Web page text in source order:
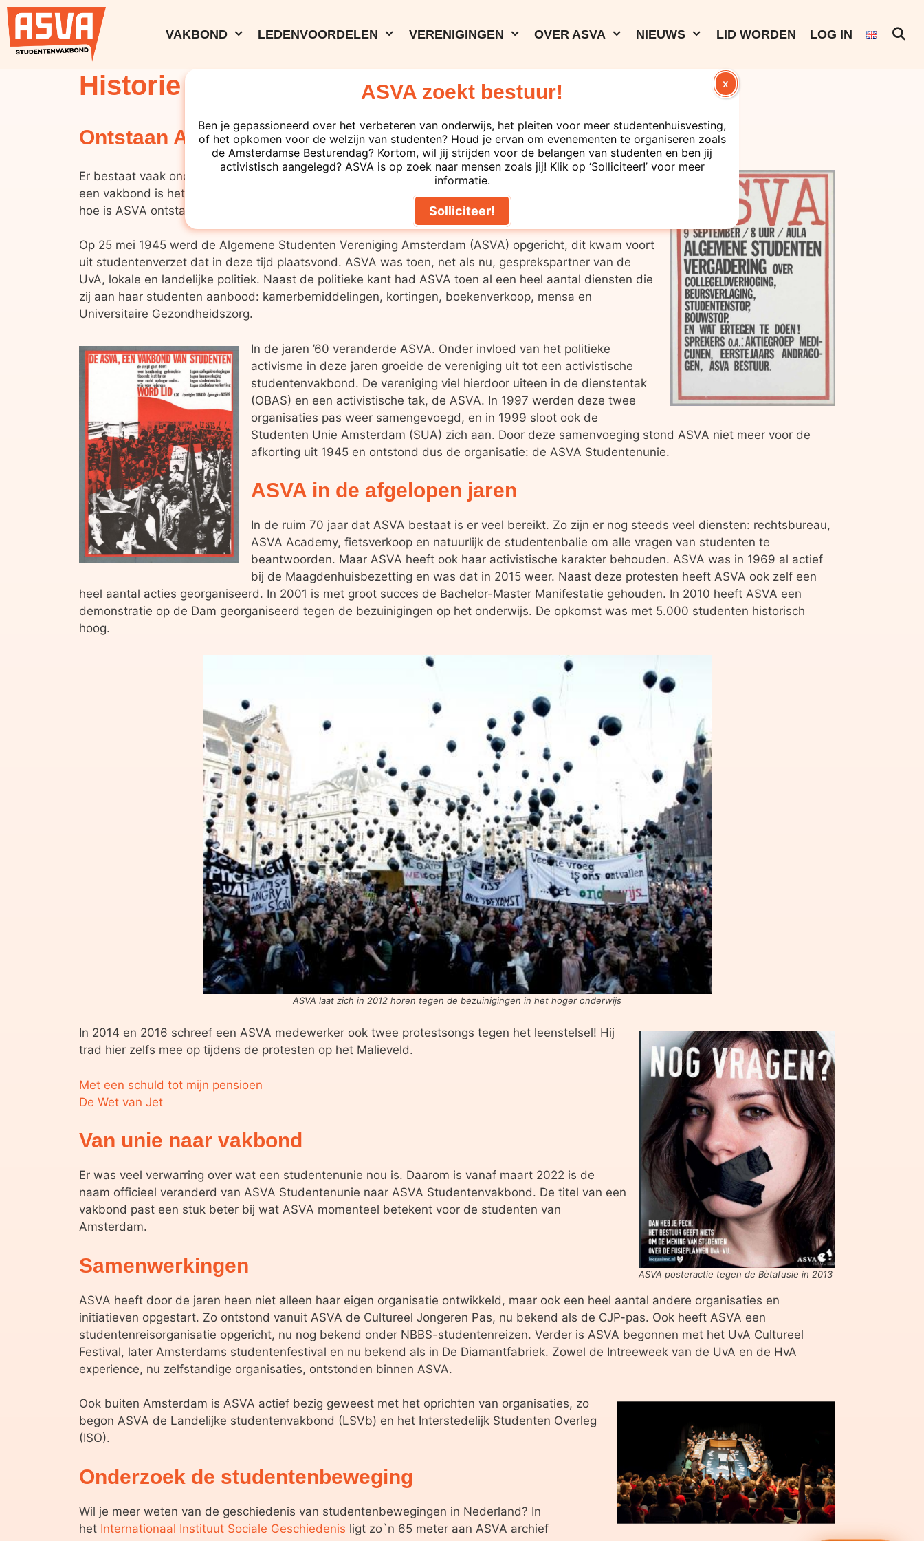
VAKBOND LEDENVOORDELEN VERENIGINGEN OVER ASVA NIEUWS LID WORDEN LOG IN
Historie
Ontstaan ASVA Studentenvakbond
Er bestaat vaak onduidelijkheid over de ASVA Studentenvakbond, is de naam een afkorting, is het
een vakbond is het een vereniging? En waar staat het eigenlijk voor? Waar komt de naam vandaan en
hoe is ASVA ontstaan?
Op 25 mei 1945 werd de Algemene Studenten Vereniging Amsterdam (ASVA) opgericht, dit kwam voort
uit studentenverzet dat in deze tijd plaatsvond. ASVA was toen, net als nu, gesprekspartner van de
UvA, lokale en landelijke politiek. Naast de politieke kant had ASVA toen al een heel aantal diensten die
zij aan haar studenten aanbood: kamerbemiddelingen, kortingen, boekenverkoop, mensa en
Universitaire Gezondheidszorg.
In de jaren ’60 veranderde ASVA. Onder invloed van het politieke
activisme in deze jaren groeide de vereniging uit tot een activistische
studentenvakbond. De vereniging viel hierdoor uiteen in de dienstentak
(OBAS) en een activistische tak, de ASVA. In 1997 werden deze twee
organisaties pas weer samengevoegd, en in 1999 sloot ook de
Studenten Unie Amsterdam (SUA) zich aan. Door deze samenvoeging stond ASVA niet meer voor de
afkorting uit 1945 en ontstond dus de organisatie: de ASVA Studentenunie.
ASVA in de afgelopen jaren
In de ruim 70 jaar dat ASVA bestaat is er veel bereikt. Zo zijn er nog steeds veel diensten: rechtsbureau,
ASVA Academy, fietsverkoop en natuurlijk de studentenbalie om alle vragen van studenten te
beantwoorden. Maar ASVA heeft ook haar activistische karakter behouden. ASVA was in 1969 al actief
bij de Maagdenhuisbezetting en was dat in 2015 weer. Naast deze protesten heeft ASVA ook zelf een
heel aantal acties georganiseerd. In 2001 is met groot succes de Bachelor-Master Manifestatie gehouden. In 2010 heeft ASVA een
demonstratie op de Dam georganiseerd tegen de bezuinigingen op het onderwijs. De opkomst was met 5.000 studenten historisch
hoog.
ASVA laat zich in 2012 horen tegen de bezuinigingen in het hoger onderwijs
ASVA posteractie tegen de Bètafusie in 2013
In 2014 en 2016 schreef een ASVA medewerker ook twee protestsongs tegen het leenstelsel! Hij
trad hier zelfs mee op tijdens de protesten op het Malieveld.
Met een schuld tot mijn pensioen
De Wet van Jet
Van unie naar vakbond
Er was veel verwarring over wat een studentenunie nou is. Daarom is vanaf maart 2022 is de
naam officieel veranderd van ASVA Studentenunie naar ASVA Studentenvakbond. De titel van een
vakbond past een stuk beter bij wat ASVA momenteel betekent voor de studenten van
Amsterdam.
Samenwerkingen
ASVA heeft door de jaren heen niet alleen haar eigen organisatie ontwikkeld, maar ook een heel aantal andere organisaties en
initiatieven opgestart. Zo ontstond vanuit ASVA de Cultureel Jongeren Pas, nu bekend als de CJP-pas. Ook heeft ASVA een
studentenreisorganisatie opgericht, nu nog bekend onder NBBS-studentenreizen. Verder is ASVA begonnen met het UvA Cultureel
Festival, later Amsterdams studentenfestival en nu bekend als in De Diamantfabriek. Zowel de Intreeweek van de UvA en de HvA
experience, nu zelfstandige organisaties, ontstonden binnen ASVA.
Ook buiten Amsterdam is ASVA actief bezig geweest met het oprichten van organisaties, zo
begon ASVA de Landelijke studentenvakbond (LSVb) en het Interstedelijk Studenten Overleg
(ISO).
Onderzoek de studentenbeweging
Wil je meer weten van de geschiedenis van studentenbewegingen in Nederland? In
het Internationaal Instituut Sociale Geschiedenis ligt zo`n 65 meter aan ASVA archief
ASVA zoekt bestuur!
Ben je gepassioneerd over het verbeteren van onderwijs, het pleiten voor meer studentenhuisvesting,
of het opkomen voor de welzijn van studenten? Houd je ervan om evenementen te organiseren zoals
de Amsterdamse Besturendag? Kortom, wil jij strijden voor de belangen van studenten en ben jij
activistisch aangelegd? ASVA is op zoek naar mensen zoals jij! Klik op ‘Solliciteer!’ voor meer
informatie.
Solliciteer!
X